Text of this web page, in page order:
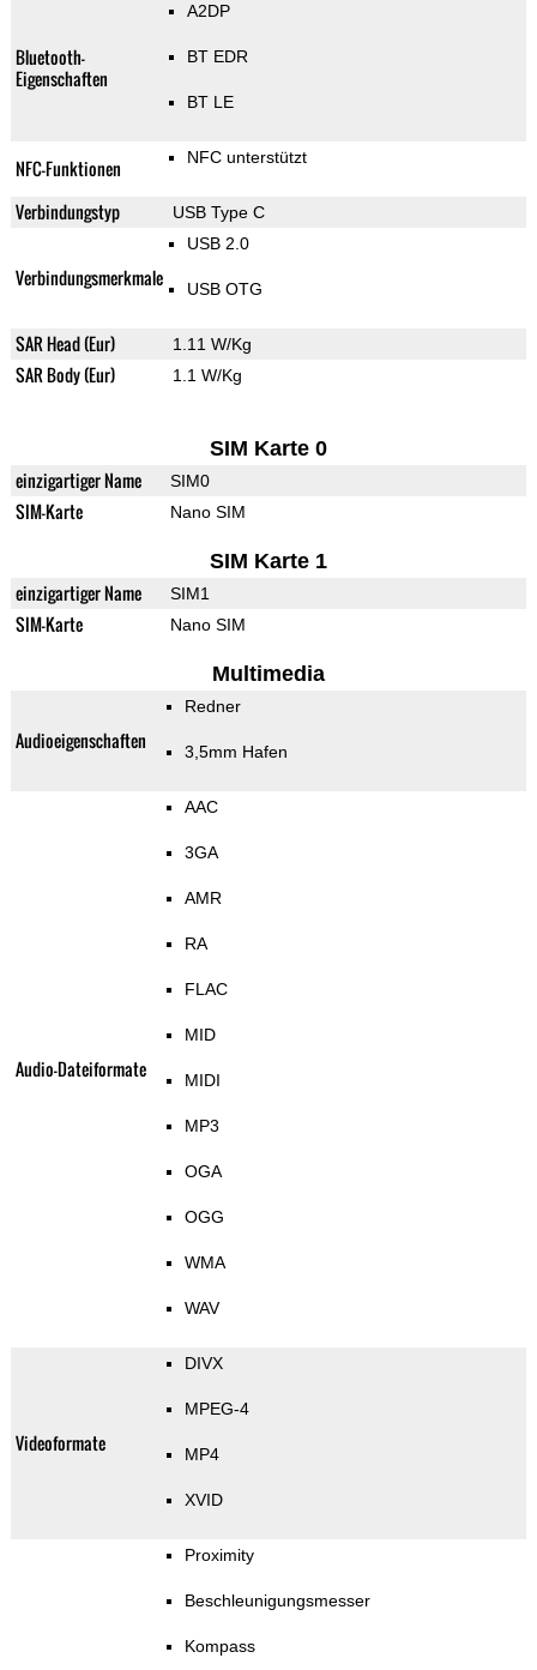
Bluetooth-
Eigenschaften
A2DP
BT EDR
BT LE
NFC-Funktionen NFC unterstützt
Verbindungstyp USB Type C
Verbindungsmerkmale
USB 2.0
USB OTG
SAR Head (Eur) 1.11 W/Kg
SAR Body (Eur) 1.1 W/Kg
SIM Karte 0
einzigartiger Name SIM0
SIM-Karte Nano SIM
SIM Karte 1
einzigartiger Name SIM1
SIM-Karte Nano SIM
Multimedia
Audioeigenschaften
Redner
3,5mm Hafen
Audio-Dateiformate
AAC
3GA
AMR
RA
FLAC
MID
MIDI
MP3
OGA
OGG
WMA
WAV
Videoformate
DIVX
MPEG-4
MP4
XVID
Proximity
Beschleunigungsmesser
Kompass